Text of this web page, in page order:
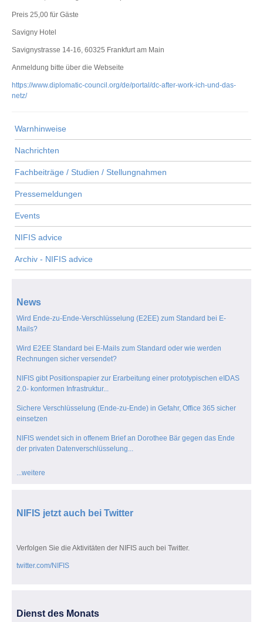
Preis 25,00 für Gäste
Savigny Hotel
Savignystrasse 14-16, 60325 Frankfurt am Main
Anmeldung bitte über die Webseite
https://www.diplomatic-council.org/de/portal/dc-after-work-ich-und-das-
netz/
Warnhinweise
Nachrichten
Fachbeiträge / Studien / Stellungnahmen
Pressemeldungen
Events
NIFIS advice
Archiv - NIFIS advice
News
Wird Ende-zu-Ende-Verschlüsselung (E2EE) zum Standard bei E-
Mails?
Wird E2EE Standard bei E-Mails zum Standard oder wie werden
Rechnungen sicher versendet?
NIFIS gibt Positionspapier zur Erarbeitung einer prototypischen eIDAS
2.0- konformen Infrastruktur...
Sichere Verschlüsselung (Ende-zu-Ende) in Gefahr, Office 365 sicher
einsetzen
NIFIS wendet sich in offenem Brief an Dorothee Bär gegen das Ende
der privaten Datenverschlüsselung...
...weitere
NIFIS jetzt auch bei Twitter
Verfolgen Sie die Aktivitäten der NIFIS auch bei Twitter.
twitter.com/NIFIS
Dienst des Monats